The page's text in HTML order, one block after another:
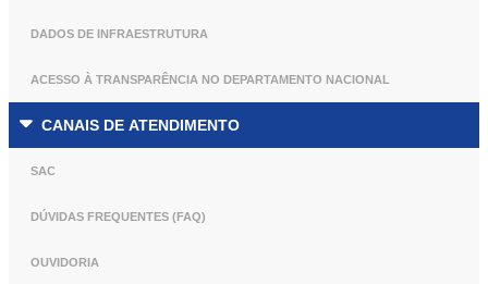
DADOS DE INFRAESTRUTURA
ACESSO À TRANSPARÊNCIA NO DEPARTAMENTO NACIONAL
CANAIS DE ATENDIMENTO
SAC
DÚVIDAS FREQUENTES (FAQ)
OUVIDORIA